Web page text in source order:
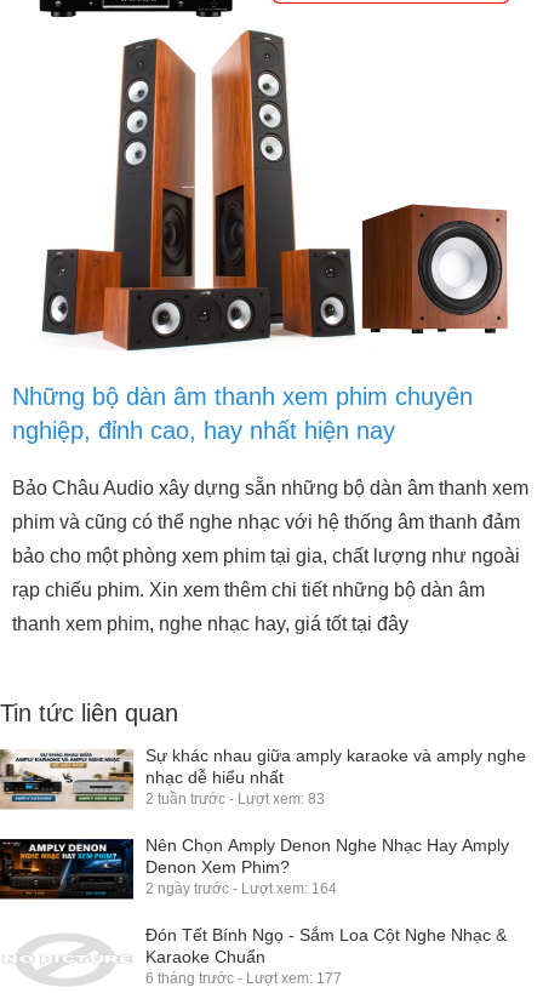
Những bộ dàn âm thanh xem phim chuyên
nghiệp, đỉnh cao, hay nhất hiện nay
Bảo Châu Audio xây dựng sẵn những bộ dàn âm thanh xem
phim và cũng có thể nghe nhạc với hệ thống âm thanh đảm
bảo cho một phòng xem phim tại gia, chất lượng như ngoài
rạp chiếu phim. Xin xem thêm chi tiết những bộ dàn âm
thanh xem phim, nghe nhạc hay, giá tốt tại đây
Tin tức liên quan
Sự khác nhau giữa amply karaoke và amply nghe
nhạc dễ hiểu nhất
2 tuần trước - Lượt xem: 83
Nên Chọn Amply Denon Nghe Nhạc Hay Amply
Denon Xem Phim?
2 ngày trước - Lượt xem: 164
Đón Tết Bính Ngọ - Sắm Loa Cột Nghe Nhạc &
Karaoke Chuẩn
6 tháng trước - Lượt xem: 177